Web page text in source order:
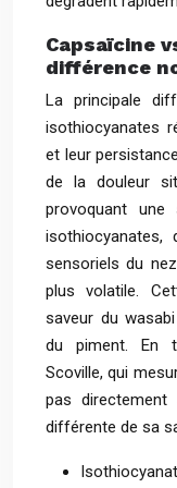
Capsaïcine
différence
La principale
isothiocyanates
et leur
de la douleur
provoquant une
isothiocyanates,
sensoriels du
plus volatile.
saveur du
du piment. En
Scoville, qui
pas
différente de sa